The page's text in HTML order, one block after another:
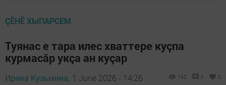
ÇӖНӖ ХЫПАРСЕМ
Туянас е тара илес хваттере куçпа
курмасăр укçа ан куçар
Ирина Кузьмина, 1 June 2026 - 14:26 142 0 0